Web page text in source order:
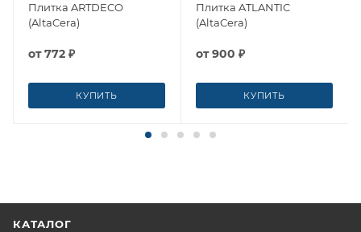
Плитка ARTDECO
(AltaCera)
от772 ₽
КУПИТЬ
Плитка ATLANTIC
(AltaCera)
от900 ₽
КУПИТЬ
КАТАЛОГ